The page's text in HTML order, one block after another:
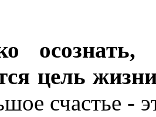
цель
счастье -